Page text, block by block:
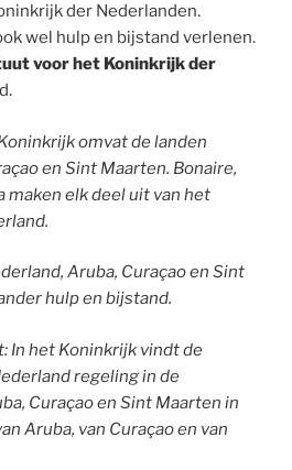
der Nederlanden.
wel hulp en bijstand verlenen.
voor het Koninkrijk der
omvat de landen
en Sint Maarten. Bonaire,
maken elk deel uit van het
Aruba, Curaçao en Sint
hulp en bijstand.
In het Koninkrijk vindt de
regeling in de
Curaçao en Sint Maarten in
Aruba, van Curaçao en van